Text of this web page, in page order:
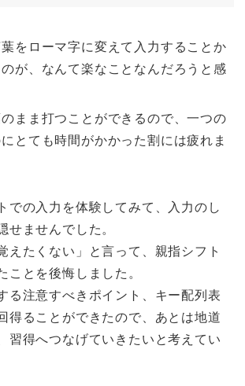
をローマ字に変えて入力することか
が、なんて楽なことなんだろうと感
まま打つことができるので、一つの
とても時間がかかった割には疲れま
での入力を体験してみて、入力のし
ませんでした。
えたくない」と言って、親指シフト
ことを後悔しました。
る注意すべきポイント、キー配列表
得ることができたので、あとは地道
習得へつなげていきたいと考えてい